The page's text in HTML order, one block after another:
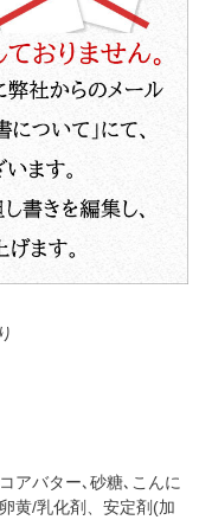
アバター､砂糖､こんに
黄/乳化剤、安定剤(加